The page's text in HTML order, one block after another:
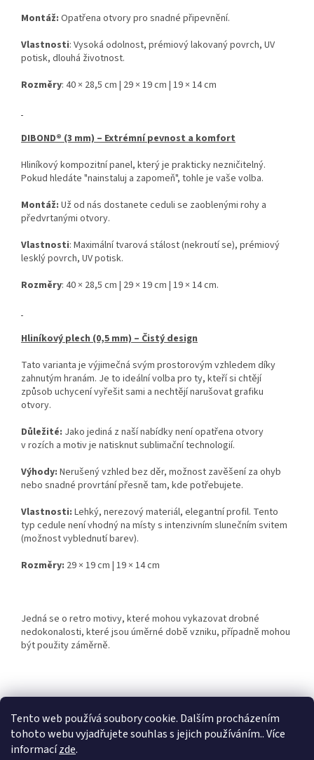
Tento web používá soubory cookie. Dalším procházením
tohoto webu vyjadřujete souhlas s jejich používáním.. Více
informacízde.
Montáž: Opatřena otvory pro snadné připevnění.
Vlastnosti: Vysoká odolnost, prémiový lakovaný povrch, UV
potisk, dlouhá životnost.
Rozměry: 40 × 28,5 cm | 29 × 19 cm | 19 × 14 cm
DIBOND® (3 mm) – Extrémní pevnost a komfort
Hliníkový kompozitní panel, který je prakticky nezničitelný.
Pokud hledáte "nainstaluj a zapomeň", tohle je vaše volba.
Montáž: Už od nás dostanete ceduli se zaoblenými rohy a
předvrtanými otvory.
Vlastnosti: Maximální tvarová stálost (nekroutí se), prémiový
lesklý povrch, UV potisk.
Rozměry: 40 × 28,5 cm | 29 × 19 cm | 19 × 14 cm.
Hliníkový plech (0,5 mm) – Čistý design
Tato varianta je výjimečná svým prostorovým vzhledem díky
zahnutým hranám. Je to ideální volba pro ty, kteří si chtějí
způsob uchycení vyřešit sami a nechtějí narušovat grafiku
otvory.
Důležité: Jako jediná z naší nabídky není opatřena otvory
v rozích a motiv je natisknut sublimační technologií.
Výhody: Nerušený vzhled bez děr, možnost zavěšení za ohyb
nebo snadné provrtání přesně tam, kde potřebujete.
Vlastnosti: Lehký, nerezový materiál, elegantní profil. Tento
typ cedule není vhodný na místy s intenzivním slunečním svitem
(možnost vyblednutí barev).
Rozměry: 29 × 19 cm | 19 × 14 cm
Jedná se o retro motivy, které mohou vykazovat drobné
nedokonalosti, které jsou úměrné době vzniku, případně mohou
být použity záměrně.
Z
Retro-Darky.cz Krowki.cz